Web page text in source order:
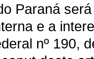
Paraná
e a
nº 190,